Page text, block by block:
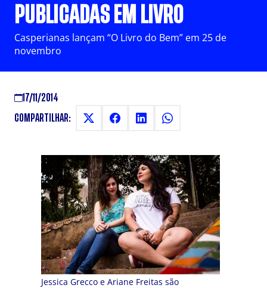
PUBLICADAS EM LIVRO
Casperianas lançam “O Livro do Bem” em 25 de
novembro
17/11/2014
COMPARTILHAR:
Jessica Grecco e Ariane Freitas são